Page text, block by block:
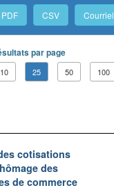
PDF CSV Courriel
par page
10 25 50 100
cotisations
des
de commerce